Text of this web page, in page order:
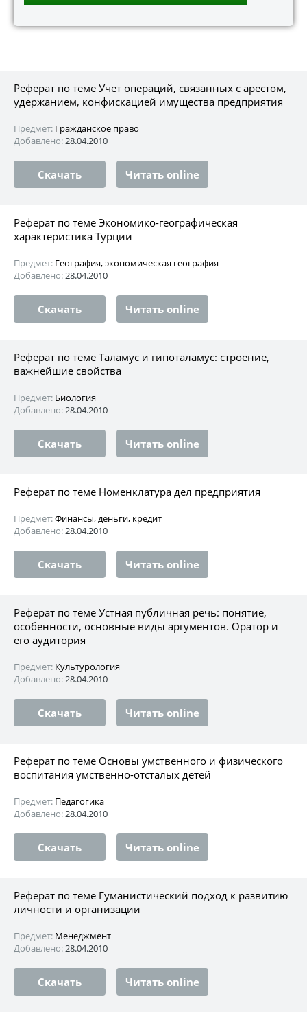
Реферат по теме Учет операций, связанных с арестом,
удержанием, конфискацией имущества предприятия
Предмет: Гражданское право
Добавлено:28.04.2010
Скачать Читать online
Реферат по теме Экономико-географическая
характеристика Турции
Предмет: География, экономическая география
Добавлено:28.04.2010
Скачать Читать online
Реферат по теме Таламус и гипоталамус: строение,
важнейшие свойства
Предмет: Биология
Добавлено:28.04.2010
Скачать Читать online
Реферат по теме Номенклатура дел предприятия
Предмет:Финансы, деньги, кредит
Добавлено:28.04.2010
Скачать Читать online
Реферат по теме Устная публичная речь: понятие,
особенности, основные виды аргументов. Оратор и
его аудитория
Предмет: Культурология
Добавлено:28.04.2010
Скачать Читать online
Реферат по теме Основы умственного и физического
воспитания умственно-отсталых детей
Предмет: Педагогика
Добавлено:28.04.2010
Скачать Читать online
Реферат по теме Гуманистический подход к развитию
личности и организации
Предмет: Менеджмент
Добавлено:28.04.2010
Скачать Читать online